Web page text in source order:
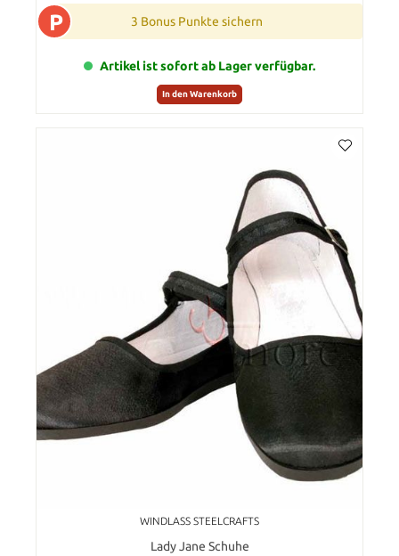
P 3 Bonus Punkte sichern
Artikel ist sofort ab Lager verfügbar.
In den Warenkorb
WINDLASS STEELCRAFTS
Lady Jane Schuhe